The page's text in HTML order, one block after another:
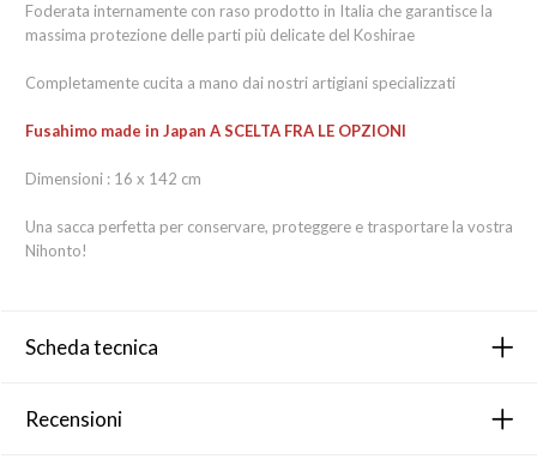
Foderata internamente con raso prodotto in Italia che garantisce la
massima protezione delle parti più delicate del Koshirae
Completamente cucita a mano dai nostri artigiani specializzati
Fusahimo made in Japan A SCELTA FRA LE OPZIONI
Dimensioni : 16 x 142 cm
Una sacca perfetta per conservare, proteggere e trasportare la vostra
Nihonto!
Scheda tecnica
Recensioni